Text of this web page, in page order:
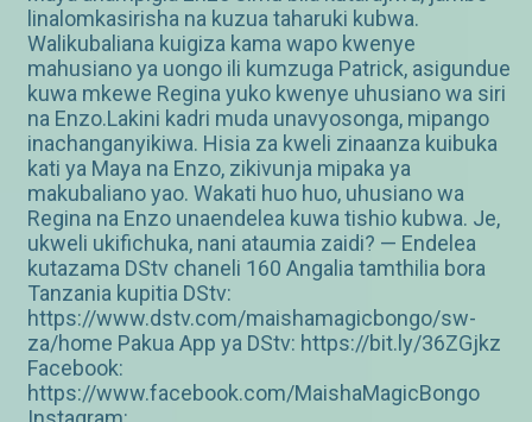
linalomkasirisha na kuzua taharuki kubwa.
Walikubaliana kuigiza kama wapo kwenye
mahusiano ya uongo ili kumzuga Patrick, asigundue
kuwa mkewe Regina yuko kwenye uhusiano wa siri
na Enzo.Lakini kadri muda unavyosonga, mipango
inachanganyikiwa. Hisia za kweli zinaanza kuibuka
kati ya Maya na Enzo, zikivunja mipaka ya
makubaliano yao. Wakati huo huo, uhusiano wa
Regina na Enzo unaendelea kuwa tishio kubwa. Je,
ukweli ukifichuka, nani ataumia zaidi? — Endelea
kutazama DStv chaneli 160 Angalia tamthilia bora
Tanzania kupitia DStv:
https://www.dstv.com/maishamagicbongo/sw-
za/home Pakua App ya DStv: https://bit.ly/36ZGjkz
Facebook:
https://www.facebook.com/MaishaMagicBongo